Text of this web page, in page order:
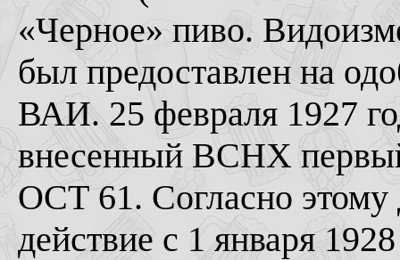
«Черное» пиво.
был предоставлен на
ВАИ. 25 февраля 1927
внесенный ВСНХ
ОСТ 61. Согласно этому
действие с 1 января